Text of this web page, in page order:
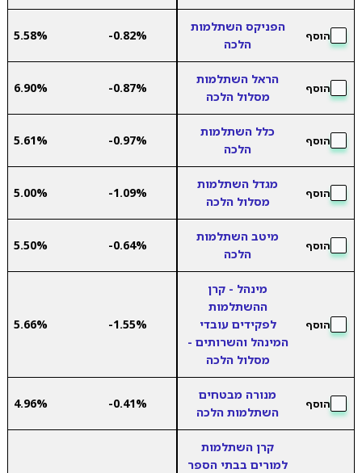
הוסף
הפניקס השתלמות
הלכה
-0.82%
5.58%
הוסף
הראל השתלמות
מסלול הלכה
-0.87%
6.90%
הוסף
כלל השתלמות
הלכה
-0.97%
5.61%
הוסף
מגדל השתלמות
מסלול הלכה
-1.09%
5.00%
הוסף
מיטב השתלמות
הלכה
-0.64%
5.50%
הוסף
מינהל - קרן
ההשתלמות
לפקידים עובדי
המינהל והשרותים -
מסלול הלכה
-1.55%
5.66%
הוסף
מנורה מבטחים
השתלמות הלכה
-0.41%
4.96%
קרן השתלמות
למורים בבתי הספר